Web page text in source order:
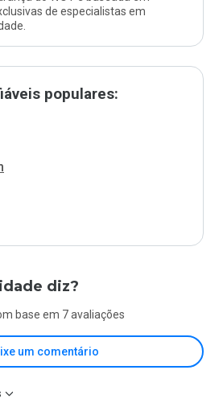
de especialistas em
populares:
diz?
base em 7 avaliações
um comentário